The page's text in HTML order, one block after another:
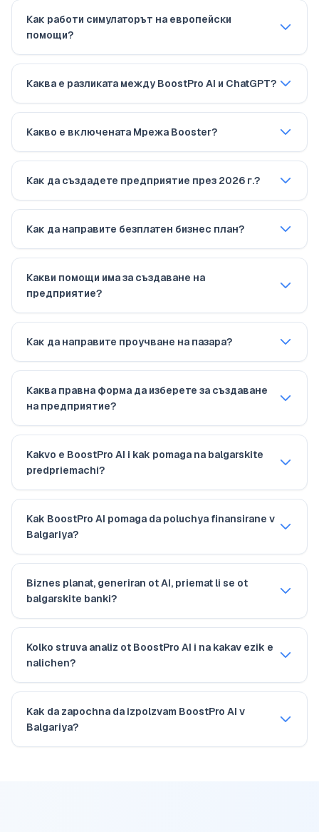
Как работи симулаторът на европейски
помощи?
Каква е разликата между BoostPro AI и ChatGPT?
Какво е включената Мрежа Booster?
Как да създадете предприятие през 2026 г.?
Как да направите безплатен бизнес план?
Какви помощи има за създаване на
предприятие?
Как да направите проучване на пазара?
Каква правна форма да изберете за създаване
на предприятие?
Kakvo e BoostPro AI i kak pomaga na balgarskite
predpriemachi?
Kak BoostPro AI pomaga da poluchya finansirane v
Balgariya?
Biznes planat, generiran ot AI, priemat li se ot
balgarskite banki?
Kolko struva analiz ot BoostPro AI i na kakav ezik e
nalichen?
Kak da zapochna da izpolzvam BoostPro AI v
Balgariya?